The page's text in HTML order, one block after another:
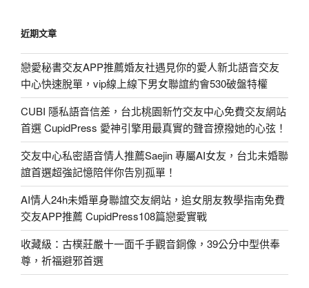
近期文章
戀愛秘書交友APP推薦婚友社遇見你的愛人新北語音交友
中心快速脫單，vip線上線下男女聯誼約會530破盤特權
CUBI 隱私語音信差，台北桃園新竹交友中心免費交友網站
首選 CupidPress 愛神引擎用最真實的聲音撩撥她的心弦！
交友中心私密語音情人推薦Saejin 專屬AI女友，台北未婚聯
誼首選超強記憶陪伴你告別孤單！
AI情人24h未婚單身聯誼交友網站，追女朋友教學指南免費
交友APP推薦 CupidPress108篇戀愛實戰
收藏級：古樸莊嚴十一面千手觀音銅像，39公分中型供奉
尊，祈福避邪首選